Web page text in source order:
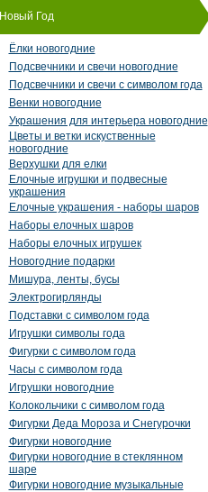
Новый Год
Ёлки новогодние
Подсвечники и свечи новогодние
Подсвечники и свечи с символом года
Венки новогодние
Украшения для интерьера новогодние
Цветы и ветки искуственные
новогодние
Верхушки для елки
Елочные игрушки и подвесные
украшения
Елочные украшения - наборы шаров
Наборы елочных шаров
Наборы елочных игрушек
Новогодние подарки
Мишура, ленты, бусы
Электрогирлянды
Подставки с символом года
Игрушки символы года
Фигурки с символом года
Часы с символом года
Игрушки новогодние
Колокольчики с символом года
Фигурки Деда Мороза и Снегурочки
Фигурки новогодние
Фигурки новогодние в стеклянном
шаре
Фигурки новогодние музыкальные